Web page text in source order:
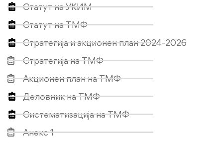
Статут на УКИМ
Статут на ТМФ
Стратегија и акционен план 2024-2026
Стратегија на ТМФ
Акционен план на ТМФ
Деловник на ТМФ
Систематизација на ТМФ
Анекс 1